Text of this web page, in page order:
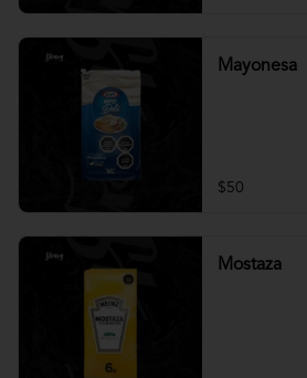
Mayonesa
$50
Mostaza